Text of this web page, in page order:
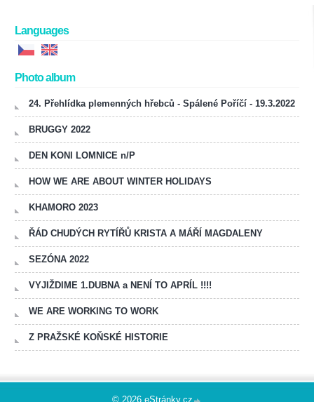
Languages
Photo album
24. Přehlídka plemenných hřebců - Spálené Poříčí - 19.3.2022
BRUGGY 2022
DEN KONI LOMNICE n/P
HOW WE ARE ABOUT WINTER HOLIDAYS
KHAMORO 2023
ŘÁD CHUDÝCH RYTÍŘŮ KRISTA A MÁŘÍ MAGDALENY
SEZÓNA 2022
VYJIŽDIME 1.DUBNA a NENÍ TO APRÍL !!!!
WE ARE WORKING TO WORK
Z PRAŽSKÉ KOŇSKÉ HISTORIE
© 2026 eStránky.cz